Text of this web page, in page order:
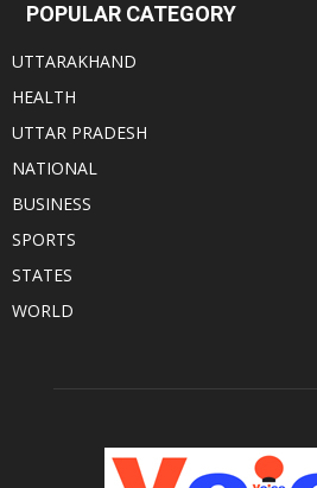
POPULAR CATEGORY
UTTARAKHAND
HEALTH
UTTAR PRADESH
NATIONAL
BUSINESS
SPORTS
STATES
WORLD